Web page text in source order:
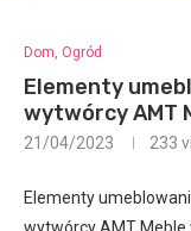
Dom, Ogród
Elementy
wytwórcy AMT
21/04/2023 233
Elementy